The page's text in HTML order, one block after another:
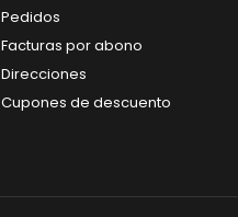
Pedidos
Facturas por abono
Direcciones
Cupones de descuento